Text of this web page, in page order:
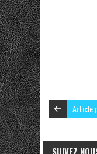
Article
SUIVEZ